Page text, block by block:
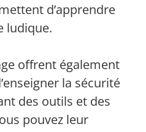
d’apprendre
ludique.
offrent également
la sécurité
des outils et des
pouvez leur